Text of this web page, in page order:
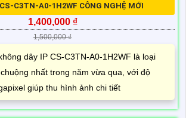
C3TN-A0-1H2WF CÔNG NGHỆ MỚI
1,400,000 ₫
1,500,000 ₫
dây IP CS-C3TN-A0-1H2WF là loại
nhất trong năm vừa qua, với độ
giúp thu hình ảnh chi tiết